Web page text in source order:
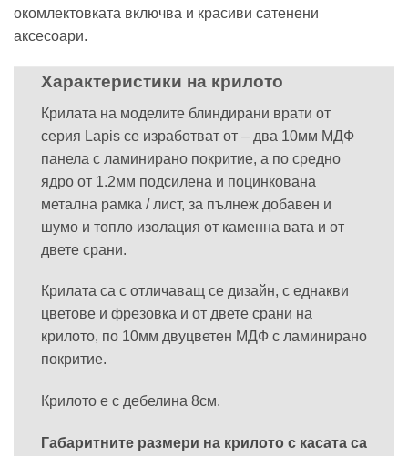
окомлектовката включва и красиви сатенени
аксесоари.
Характеристики на крилото
Крилата на моделите блиндирани врати от
серия Lapis се изработват от – два 10мм МДФ
панела с ламинирано покритие, а по средно
ядро от 1.2мм подсилена и поцинкована
метална рамка / лист, за пълнеж добавен и
шумо и топло изолация от каменна вата и от
двете срани.
Крилата са с отличаващ се дизайн, с еднакви
цветове и фрезовка и от двете срани на
крилото, по 10мм двуцветен МДФ с ламинирано
покритие.
Крилото е с дебелина 8см.
Габаритните размери на крилото с касата са